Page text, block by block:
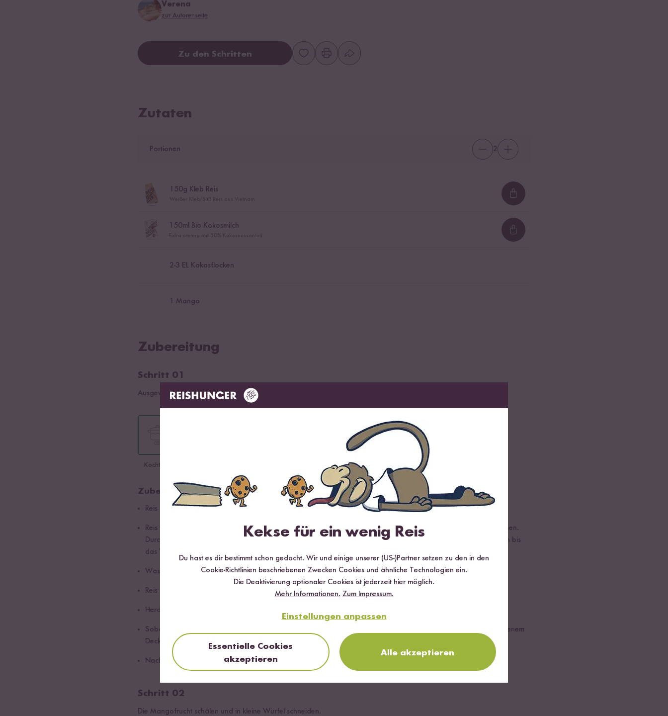
Verena
zur Autorenseite
Zu den Schritten
Zutaten
Portionen 2
150g Kleb Reis
Loading...
150ml Bio Kokosmilch
Loading...
2-3 EL Kokosflocken
1 Mango
Zubereitung
Schritt 01
Ausgewählte Sorte: Kleb Reis
Kochtopf
Zubereitung im Kochtopf:
Reis in einen Kochtopf geben.
Reis waschen. Den Reis mit kaltem Wasser bedecken. Mit den Händen den Reis in kreisenden Bewegungen waschen.
Durch die überschüssige Stärke wird das Wasser trüb. Nun das Wasser abgießen und den Vorgang wiederholen bis
das Wasser klar bleibt.
Wasser dazugeben. Nach Belieben salzen.
Reis zwei Stunden einweichen lassen.
Herd auf die höchste Hitzestufe stellen und Reis aufkochen lassen.
Sobald das Wasser kocht, den Herd auf die mittlere Hitzestufe stellen und den Reis ca. 25 Minuten bei geschlossenem
Deckel köcheln lassen bis das Wasser komplett aufgesogen wurde.
Nach Belieben ein Stück Butter hinzufügen.
Schritt 02
Die Mangofrucht schälen und in kleine Würfel schneiden.
Kekse für ein wenig Reis
Du hast es dir bestimmt schon gedacht. Wir und einige unserer (US-)Partner setzen zu den in den
Cookie-Richtlinien beschriebenen Zwecken Cookies und ähnliche Technologien ein.
Die Deaktivierung optionaler Cookies ist jederzeit hier möglich.
Mehr Informationen. Zum Impressum.
Einstellungen anpassen
Essentielle Cookies
akzeptieren
Alle akzeptieren